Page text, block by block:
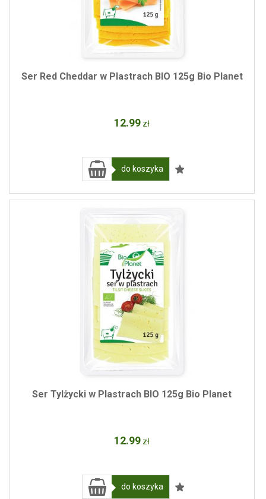
Ser Red Cheddar w Plastrach BIO 125g Bio Planet
12.99 zł
do koszyka
Ser Tylżycki w Plastrach BIO 125g Bio Planet
12.99 zł
do koszyka